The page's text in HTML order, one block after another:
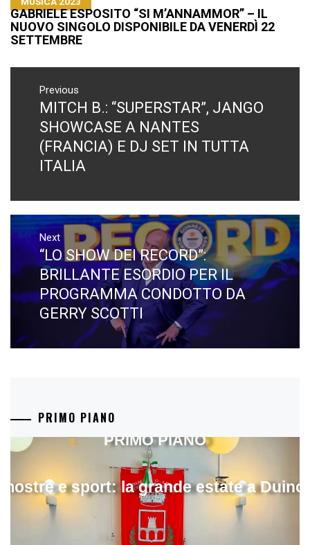
GABRIELE ESPOSITO “SI M’ANNAMMOR” – IL
NUOVO SINGOLO DISPONIBILE DA VENERDÌ 22
SETTEMBRE
Navigazione
articoli
Previous
Previous
post:
MITCH B.: “SUPERSTAR”, JANGO
SHOWCASE A NANTES
(FRANCIA) E DJ SET IN TUTTA
ITALIA
Next
Next
post:
“LO SHOW DEI RECORD”:
BRILLANTE ESORDIO PER IL
PROGRAMMA CONDOTTO DA
GERRY SCOTTI
PRIMO PIANO
e sport: la grande estate a
PRIMO PIANO